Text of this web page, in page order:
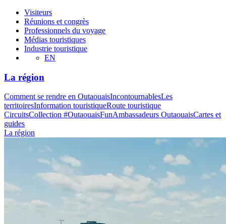
Visiteurs
Réunions et congrès
Professionnels du voyage
Médias touristiques
Industrie touristique
EN
La région
Comment se rendre en OutaouaisIncontournablesLes
territoiresInformation touristiqueRoute touristique
CircuitsCollection #OutaouaisFunAmbassadeurs OutaouaisCartes et
guides
La région